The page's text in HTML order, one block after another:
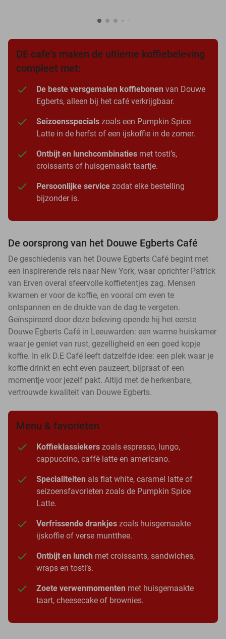
DE cafe's maken de ultieme koffiebeleving
compleet met:
De beste versgemalen koffiebonen van Douwe
Egberts, alleen bij het café verkrijgbaar.
Seizoensspecials zoals een Pumpkin Spice
Latte in de herfst of een ijskoffie in de zomer.
Ontbijt en lunchcombinaties met tosti’s,
croissants of huisgemaakt taartje.
Persoonlijke service zodat elke bestelling
bijzonder is.
De oorsprong van het Douwe Egberts Café
De geschiedenis van het Douwe Egberts Café begint met
een inspirerende reis naar New York, waar oprichter Patrick
van Erven overal sfeervolle koffietentjes zag. Mensen
kwamen er voor de koffie, en vooral om even te
ontspannen en de drukte van de dag te vergeten.
Geïnspireerd door deze beleving opende hij het eerste
Douwe Egberts Café in Leeuwarden: een warme huiskamer
waar je geniet van rust, gezelligheid en een goed kopje
koffie. In elk D.E Café leeft datzelfde idee: een plek waar je
koffie drinkt en echt even pauzeert, bijpraat of een
momentje voor jezelf pakt. Altijd met de herkenbare,
vertrouwde kwaliteit van Douwe Egberts.
Menu & favorieten
Koffieklassiekers zoals espresso, lungo,
cappuccino, caffè latte en americano.
Specialiteiten als flat white, caramel latte of
seizoensfavorieten zoals de Pumpkin Spice
Latte.
Verfrissende drankjes zoals huisgemaakte
ijskoffie of verse muntthee.
Ontbijt en lunch met croissants, sandwiches,
wraps en tosti’s.
Zoete verwenmomenten met huisgemaakte
taart, cheesecake of brownies.